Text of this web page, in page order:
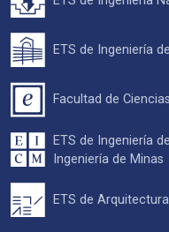
ETS de Ingeniería
Facultad de
ETS de Ingeniería
Ingeniería de Minas
ETS de